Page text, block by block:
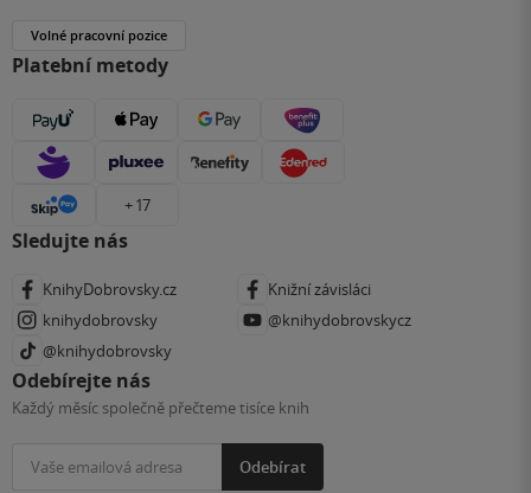
Volné pracovní pozice
Platební metody
+ 17
Sledujte nás
KnihyDobrovsky.cz
Knižní závisláci
knihydobrovsky
@knihydobrovskycz
@knihydobrovsky
Odebírejte nás
Každý měsíc společně přečteme tisíce knih
Odebírat